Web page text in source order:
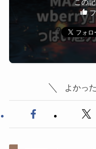
この
フ
よかっ